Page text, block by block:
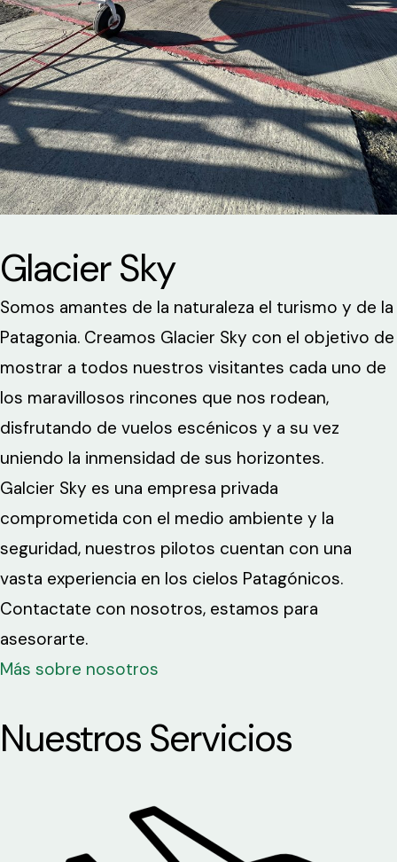
Glacier Sky
Somos amantes de la naturaleza el turismo y de la
Patagonia. Creamos Glacier Sky con el objetivo de
mostrar a todos nuestros visitantes cada uno de
los maravillosos rincones que nos rodean,
disfrutando de vuelos escénicos y a su vez
uniendo la inmensidad de sus horizontes.
Galcier Sky es una empresa privada
comprometida con el medio ambiente y la
seguridad, nuestros pilotos cuentan con una
vasta experiencia en los cielos Patagónicos.
Contactate con nosotros, estamos para
asesorarte.
Más sobre nosotros
Nuestros Servicios